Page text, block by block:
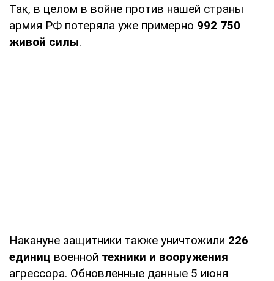
Так, в целом в войне против нашей страны
армия РФ потеряла уже примерно 992 750
живой силы.
Накануне защитники также уничтожили 226
единиц военной техники и вооружения
агрессора. Обновленные данные 5 июня